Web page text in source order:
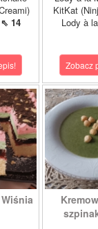
⇖ 14
KitKat
Lody à
Zobacz